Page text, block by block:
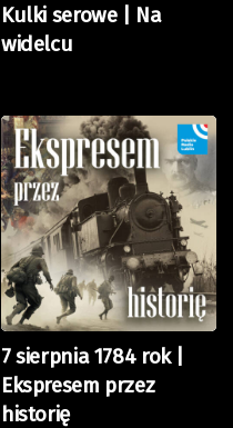
Kulki serowe | Na
widelcu
7 sierpnia 1784 rok |
Ekspresem przez
historię